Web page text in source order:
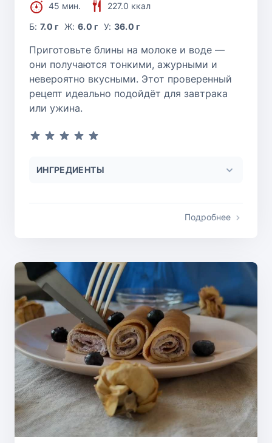
45 мин.
227.0 ккал
Б:7.0 г Ж: 6.0 г У: 36.0 г
Приготовьте блины на молоке и воде —
они получаются тонкими, ажурными и
невероятно вкусными. Этот проверенный
рецепт идеально подойдёт для завтрака
или ужина.
ИНГРЕДИЕНТЫ
Подробнее